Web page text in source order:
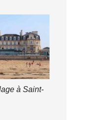
à Saint-